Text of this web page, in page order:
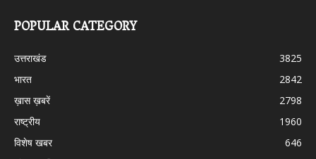
POPULAR CATEGORY
उत्तराखंड
3825
भारत
2842
ख़ास ख़बरें
2798
राष्ट्रीय
1960
विशेष खबर
646